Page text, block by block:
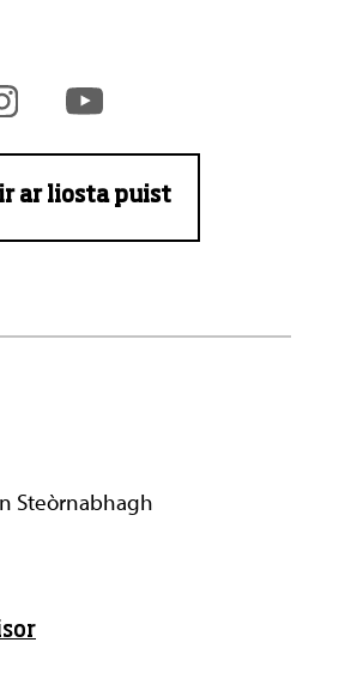
ar liosta puist
Steòrnabhagh